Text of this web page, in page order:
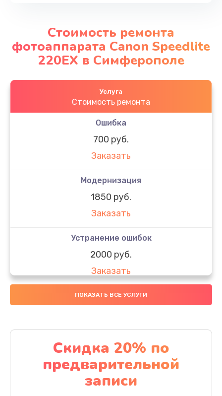
Стоимость ремонта
фотоаппарата Canon Speedlite
220EX в Симферополе
Услуга
Стоимость ремонта
Ошибка
700 руб.
Заказать
Модернизация
1850 руб.
Заказать
Устранение ошибок
2000 руб.
Заказать
Ремонт после залития
Заказать
Ремонт электроплаты
1320 руб.
Заказать
ПОКАЗАТЬ ВСЕ УСЛУГИ
Скидка 20% по
предварительной
записи